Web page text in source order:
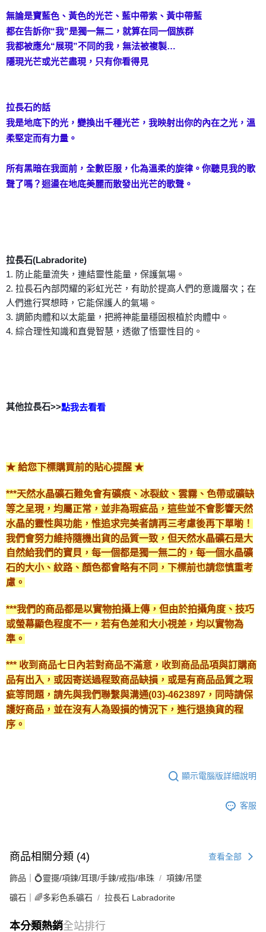
無論是寶藍色、黃色的光芒、藍中帶紫、黃中帶藍
都在告訴你“我”是獨一無二，就算在同一個族群
我都被應允“展現”不同的我，無法被複製…
隱現光芒或光芒盡現，只有你看得見
拉長石的話
我是地底下的光，變換出千種光芒，我映射出你的內在之光，溫
柔堅定而有力量。
所有黑暗在我面前，全數臣服，化為溫柔的旋律。你聽見我的歌
聲了嗎？迴盪在地底美麗而散發出光芒的歌聲。
拉長石(Labradorite)
1. 防止能量流失，連結靈性能量，保護氣場。
2. 拉長石內部閃耀的彩虹光芒，有助於提高人們的意識層次；在
人們進行冥想時，它能保護人的氣場。
3. 調節肉體和以太能量，把將神能量穩固根植於肉體中。
4. 綜合理性知識和直覺智慧，透徹了悟靈性目的。
其他拉長石>>點我去看看
★ 給您下標購買前的貼心提醒 ★
***天然水晶礦石難免會有礦痕、冰裂紋、雲霧、色帶或礦缺
等之呈現，均屬正常，並非為瑕疵品，這些並不會影響天然
水晶的靈性與功能，惟追求完美者請再三考慮後再下單喲！
我們會努力維持隨機出貨的品質一致，但天然水晶礦石是大
自然給我們的寶貝，每一個都是獨一無二的，每一個水晶礦
石的大小、紋路、顏色都會略有不同，下標前也請您慎重考
慮。
***我們的商品都是以實物拍攝上傳，但由於拍攝角度、技巧
或螢幕顯色程度不一，若有色差和大小視差，均以實物為
準。
*** 收到商品七日內若對商品不滿意，收到商品品項與訂購商
品有出入，或因寄送過程致商品缺損，或是有商品品質之瑕
疵等問題，請先與我們聯繫與溝通(03)-4623897，同時請保
護好商品，並在沒有人為毀損的情況下，進行退換貨的程
序。
顯示電腦版詳細說明
客服
商品相關分類 (4) 查看全部
飾品｜💍靈擺/項鍊/耳環/手鍊/戒指/串珠 項鍊/吊墜
礦石｜🌈多彩色系礦石 拉長石 Labradorite
本分類熱銷全站排行